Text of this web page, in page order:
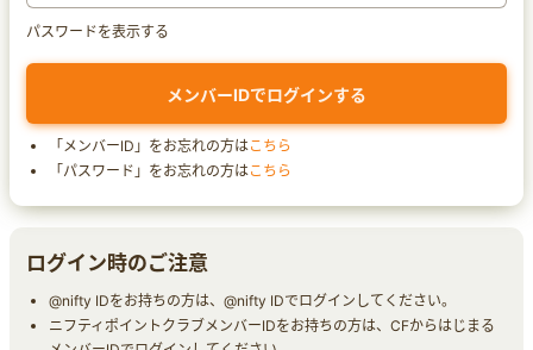
パスワードを表示する
「メンバーID」をお忘れの方はこちら
「パスワード」をお忘れの方はこちら
ログイン時のご注意
@nifty IDをお持ちの方は、@nifty IDでログインしてください。
ニフティポイントクラブメンバーIDをお持ちの方は、CFからはじまる